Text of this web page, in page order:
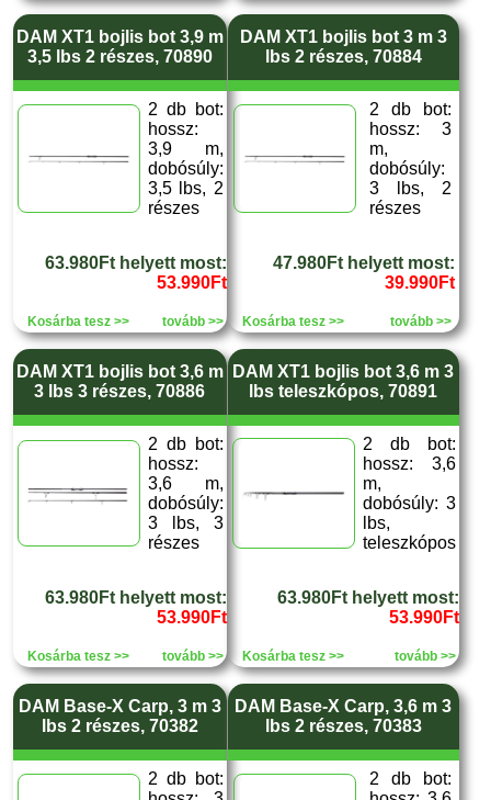
DAM XT1 bojlis bot 3,9 m
3,5 lbs 2 részes, 70890
2 db bot:
hossz:
3,9 m,
dobósúly:
3,5 lbs, 2
részes
63.980Ft helyett most:
53.990Ft
Kosárba tesz >> tovább >>
DAM XT1 bojlis bot 3 m 3
lbs 2 részes, 70884
2 db bot:
hossz: 3
m,
dobósúly:
3 lbs, 2
részes
47.980Ft helyett most:
39.990Ft
Kosárba tesz >> tovább >>
DAM XT1 bojlis bot 3,6 m
3 lbs 3 részes, 70886
2 db bot:
hossz:
3,6 m,
dobósúly:
3 lbs, 3
részes
63.980Ft helyett most:
53.990Ft
Kosárba tesz >> tovább >>
DAM XT1 bojlis bot 3,6 m 3
lbs teleszkópos, 70891
2 db bot:
hossz: 3,6
m,
dobósúly: 3
lbs,
teleszkópos
63.980Ft helyett most:
53.990Ft
Kosárba tesz >> tovább >>
DAM Base-X Carp, 3 m 3
lbs 2 részes, 70382
2 db bot:
DAM Base-X Carp, 3,6 m 3
lbs 2 részes, 70383
2 db bot: